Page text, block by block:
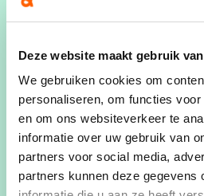
Deze website maakt gebruik
We gebruiken cookies om
personaliseren, om functies
en om ons websiteverkeer te
informatie over uw gebruik van
partners voor social media,
partners kunnen deze gegevens
noodzakelijk om deze
mensen,
opvang echt nodig
we werken aan het
capaciteit om kinderen
Maaseik, Neeroeteren
promoten als